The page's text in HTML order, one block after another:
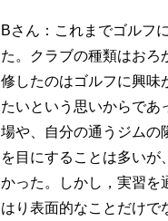
Bさん：これまでゴルフ
た。クラブの種類はおろ
修したのはゴルフに興味
たいという思いからであ
場や、自分の通うジムの
を目にすることは多い
かった。しかし，実習を
はり表面的なことだけで